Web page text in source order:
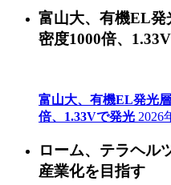
富山大、有機EL
密度1000倍、
富山大、有機EL発光
倍、1.33Vで発光 2026
ローム、テラヘ
産業化を目指す